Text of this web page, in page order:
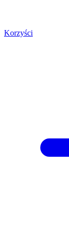
Korzyści